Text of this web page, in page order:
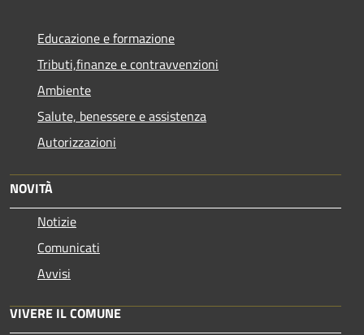
Educazione e formazione
Tributi,finanze e contravvenzioni
Ambiente
Salute, benessere e assistenza
Autorizzazioni
NOVITÀ
Notizie
Comunicati
Avvisi
VIVERE IL COMUNE